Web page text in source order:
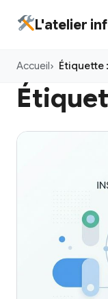
L'atelier
Accueil Étiquette